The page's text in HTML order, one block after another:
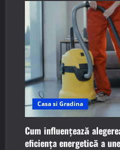
Casa si Gradina
Cum influențează
eficiența energetică a